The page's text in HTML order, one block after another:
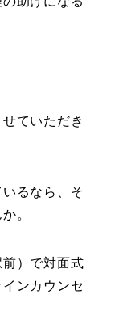
ていただき
るなら、そ
。
）で対面式
ンカウンセ